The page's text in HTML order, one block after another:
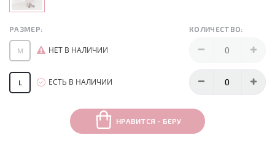
РАЗМЕР: КОЛИЧЕСТВО:
M НЕТ В НАЛИЧИИ
L ЕСТЬ В НАЛИЧИИ
НРАВИТСЯ - БЕРУ